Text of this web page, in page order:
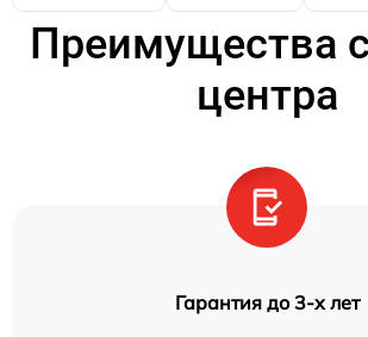
Преимущества
центра
Гарантия до 3-х лет